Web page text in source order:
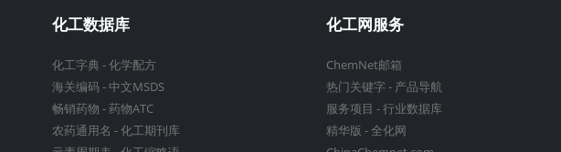
化工数据库
化工字典 -化学配方
海关编码- 中文MSDS
畅销药物 -药物ATC
农药通用名 -化工期刊库
化工网服务
ChemNet邮箱
热门关键字- 产品导航
服务项目 -行业数据库
精华版 -全化网